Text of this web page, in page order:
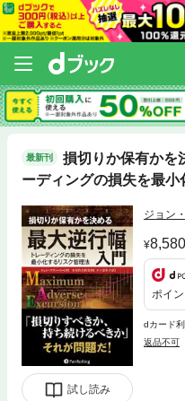
最新刊
損切りか保有かを
ーディングの損失を最
試し読み
ジョン
8,580
ポイ
dカード
返品不可